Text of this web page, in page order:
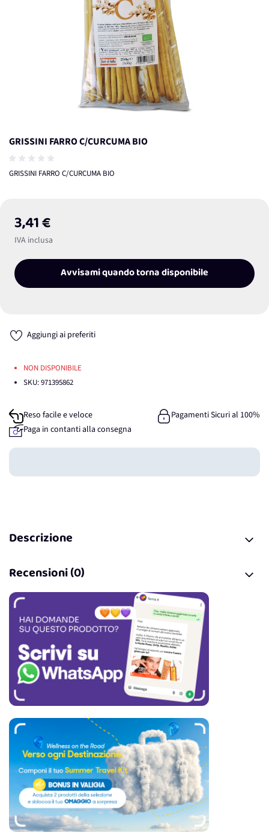
GRISSINI FARRO C/CURCUMA BIO
GRISSINI FARRO C/CURCUMA BIO
3,41 €
IVA inclusa
Avvisami quando torna disponibile
Aggiungi ai preferiti
NON DISPONIBILE
SKU:971395862
Reso facile e veloce
Pagamenti Sicuri al 100%
Paga in contanti alla consegna
Guadagna
Descrizione
Recensioni (0)